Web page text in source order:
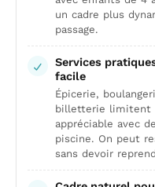
un cadre plus
passage.
Services
facile
Épicerie,
billetterie limitent
appréciable avec
piscine. On peut
sans devoir